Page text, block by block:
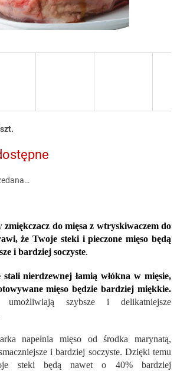
zmiękczacz do mięsa z wtryskiwaczem do
że Twoje steki i pieczone mięso będą
i bardziej soczyste.
stali nierdzewnej łamią włókna w mięsie,
mięso będzie bardziej miękkie.
umożliwiają szybsze i delikatniejsze
napełnia mięso od środka marynatą,
i bardziej soczyste. Dzięki temu
steki będą nawet o 40% bardziej